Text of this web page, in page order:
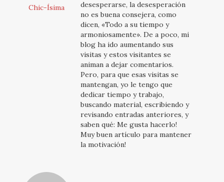
Chic-Ísima
desesperarse, la desesperación
no es buena consejera, como
dicen, «Todo a su tiempo y
armoniosamente». De a poco, mi
blog ha ido aumentando sus
visitas y estos visitantes se
animan a dejar comentarios.
Pero, para que esas visitas se
mantengan, yo le tengo que
dedicar tiempo y trabajo,
buscando material, escribiendo y
revisando entradas anteriores, y
saben qué: Me gusta hacerlo!
Muy buen artículo para mantener
la motivación!